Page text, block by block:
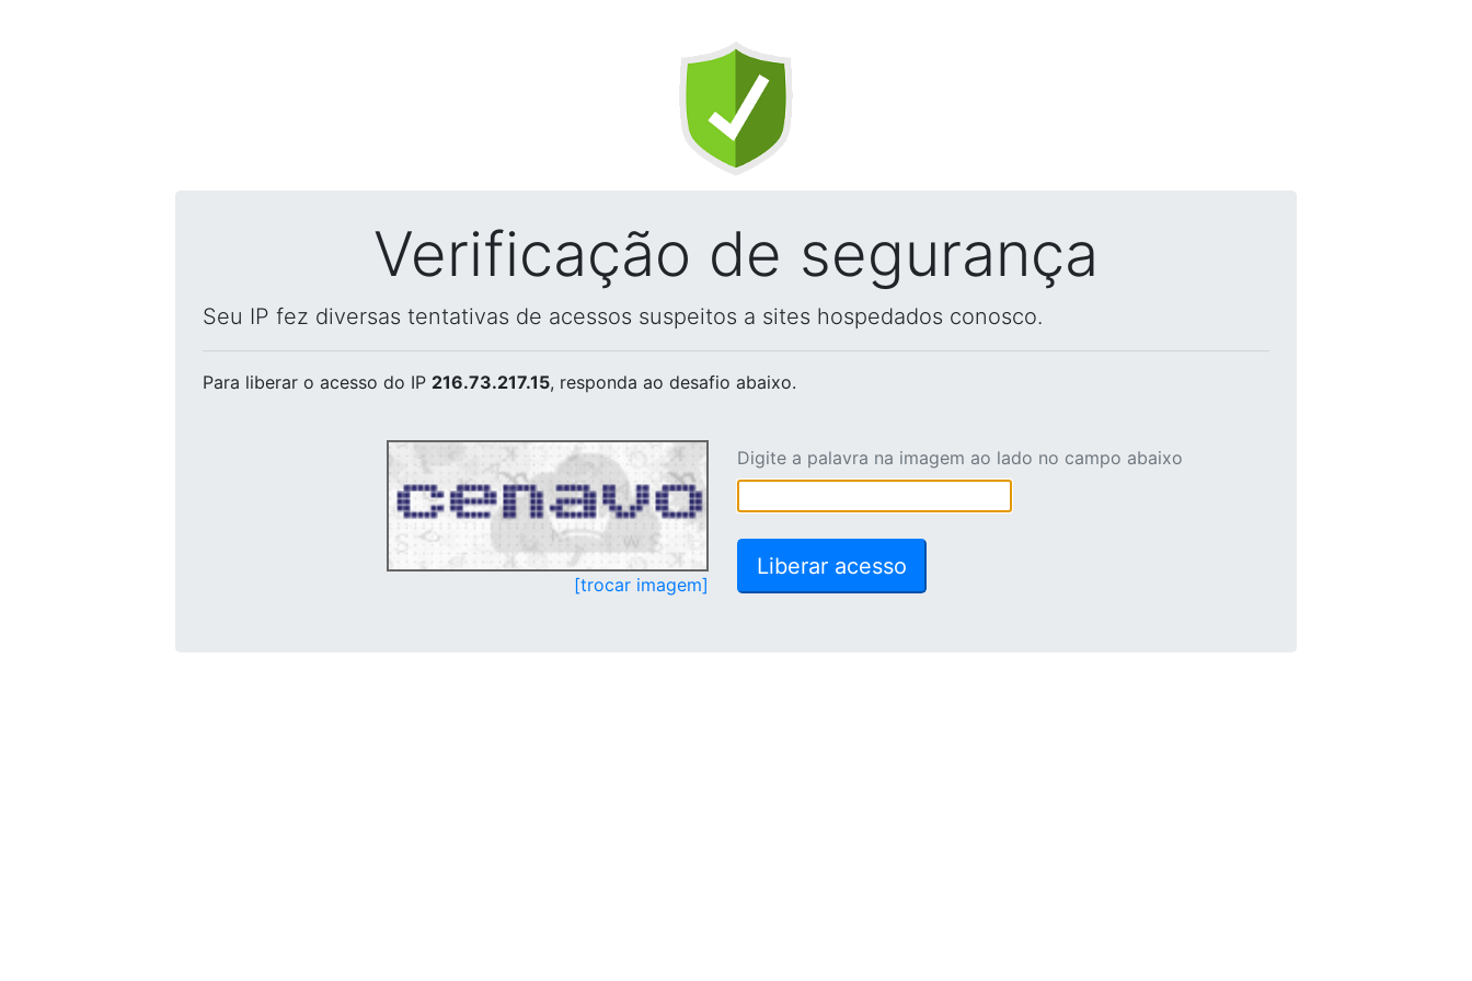
Verificação de segurança
Seu IP fez diversas tentativas de acessos suspeitos a sites hospedados conosco.
Para liberar o acesso do IP 216.73.217.15, responda ao desafio abaixo.
[trocar imagem]
Digite a palavra na imagem ao lado no campo abaixo